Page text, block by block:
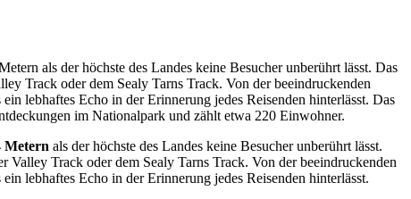
als der höchste des Landes keine Besucher unberührt lässt. Das
Track oder dem Sealy Tarns Track. Von der beeindruckenden
lebhaftes Echo in der Erinnerung jedes Reisenden hinterlässt. Das
im Nationalpark und zählt etwa 220 Einwohner.
Metern als der höchste des Landes keine Besucher unberührt lässt.
Track oder dem Sealy Tarns Track. Von der beeindruckenden
lebhaftes Echo in der Erinnerung jedes Reisenden hinterlässt.